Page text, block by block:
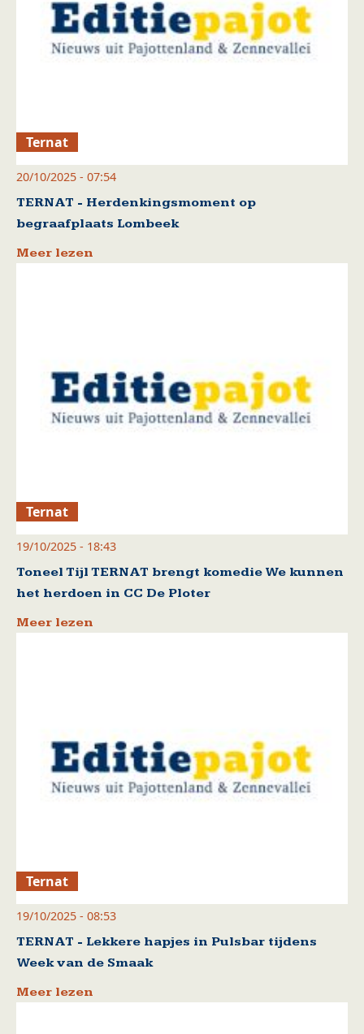
Ternat
20/10/2025 - 07:54
TERNAT - Herdenkingsmoment op
begraafplaats Lombeek
Meer lezen
Ternat
19/10/2025 - 18:43
Toneel Tijl TERNAT brengt komedie We kunnen
het herdoen in CC De Ploter
Meer lezen
Ternat
19/10/2025 - 08:53
TERNAT - Lekkere hapjes in Pulsbar tijdens
Week van de Smaak
Meer lezen